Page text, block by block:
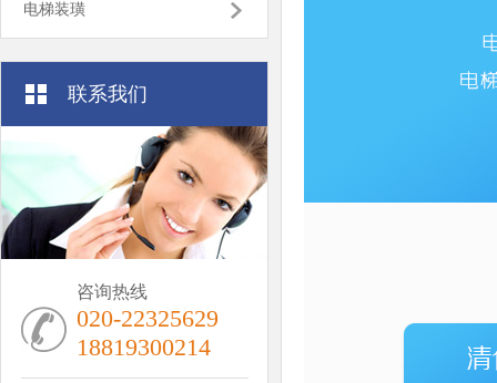
电梯装璜
联系我们
咨询热线
020-22325629
18819300214